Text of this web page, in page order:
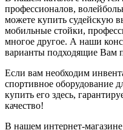
профессионалов,
можете купить судейскую
мобильные стойки,
многое другое. А наши
варианты подходящие Вам
Если вам необходим
спортивное оборудование
купить его здесь,
качество!
В нашем интернет-